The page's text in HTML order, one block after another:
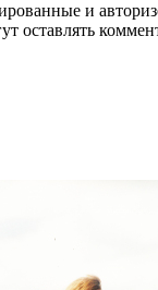
и
оставлять